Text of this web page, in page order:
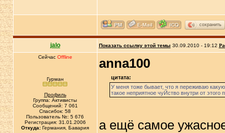
сохранить
jalo Показать ссылку этой темы 30.09.2010 - 19:12
Сейчас Offline
Гурман
Профиль
Группа: Активисты
Сообщений: 7 061
Спасибок: 58
Пользователь №: 5 676
Регистрация: 31.01.2006
Откуда: Германия, Бавария
anna100
цитата:
У меня тоже бывает, что я переживаю
такое неприятное чуЙство внутри от
а ещё самое